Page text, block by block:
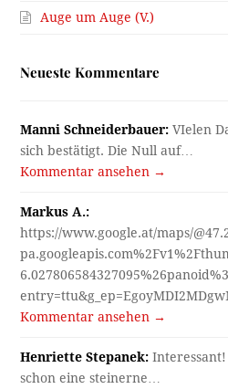
Auge um Auge (V.)
Neueste Kommentare
Manni Schneiderbauer: VIelen
sich bestätigt. Die Null auf…
Kommentar ansehen →
Markus A.:
https://www.google.at/maps/
Kommentar ansehen →
Henriette Stepanek: Interessant!
schon eine steinerne…